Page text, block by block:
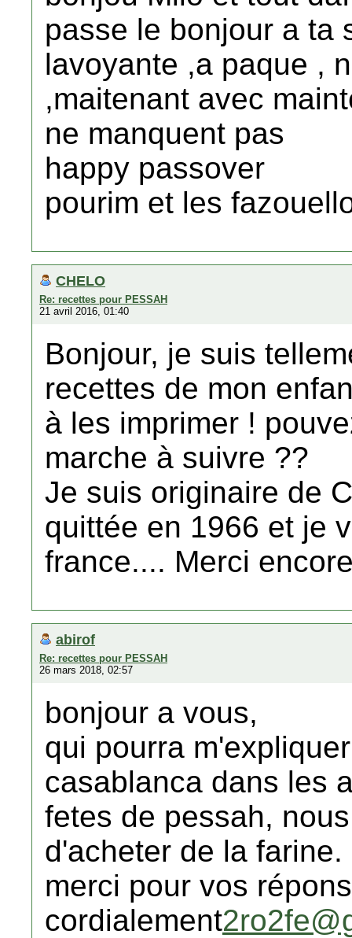
passe le bonjour a ta
lavoyante ,a paque ,
,maitenant avec
ne manquent pas
happy passover
pourim et les
CHELO
Re: recettes pour PESSAH
21 avril 2016, 01:40
Bonjour, je suis
recettes de mon
à les imprimer !
marche à suivre ??
Je suis originaire de
quittée en 1966 et je
france.... Merci
abirof
Re: recettes pour PESSAH
26 mars 2018, 02:57
bonjour a vous,
qui pourra
casablanca dans les
fetes de pessah,
d'acheter de la farine.
merci pour vos
cordialement